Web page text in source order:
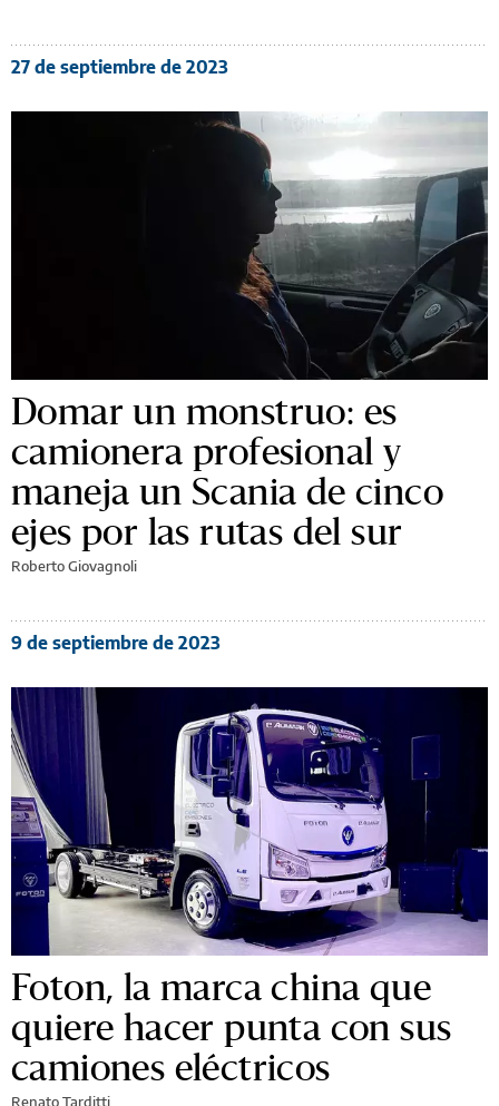
27 de septiembre de 2023
Domar un monstruo: es
camionera profesional y
maneja un Scania de cinco
ejes por las rutas del sur
Roberto Giovagnoli
9 de septiembre de 2023
Foton, la marca china que
quiere hacer punta con sus
camiones eléctricos
Renato Tarditti